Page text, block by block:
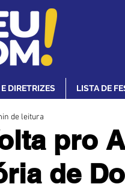
DIRETRIZES LISTA DE
pro
de
de leitura